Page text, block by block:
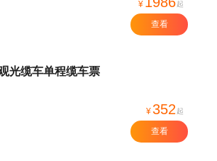
¥ 起
查看
光缆车单程缆车票
¥352 起
查看